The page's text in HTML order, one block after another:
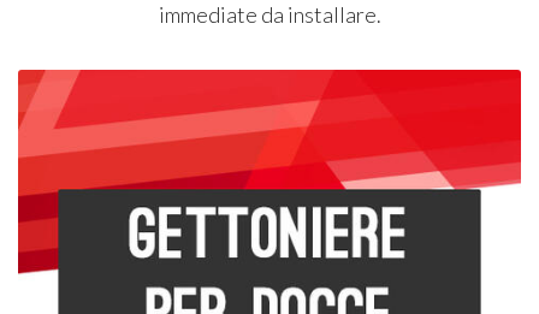
immediate da installare.